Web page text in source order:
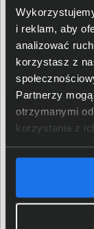
i reklam, aby
analizować
korzystasz z
Partnerzy
otrzymanymi
korzystania z
wielokolorowe
określić, czy
jest w danej